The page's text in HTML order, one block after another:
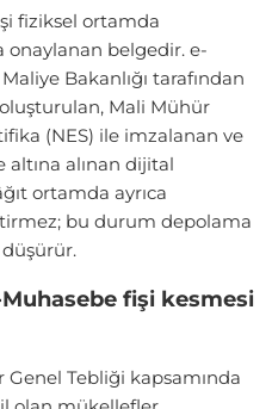
fiziksel ortamda
onaylanan belgedir. e-
Bakanlığı tarafından
Mali Mühür
(NES) ile imzalanan ve
alınan dijital
ortamda ayrıca
bu durum depolama
fişi kesmesi
Genel Tebliği kapsamında